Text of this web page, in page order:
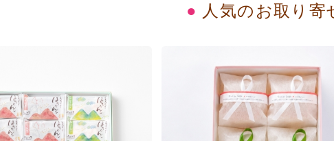
人気のお取り寄